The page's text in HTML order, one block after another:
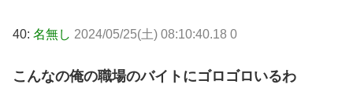
40: 名無し 2024/05/25(土) 08:10:40.18 0
こんなの俺の職場のバイトにゴロゴロいるわ